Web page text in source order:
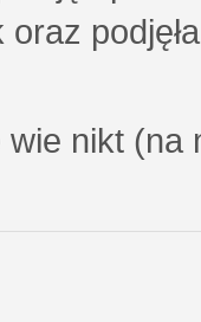
wie nikt